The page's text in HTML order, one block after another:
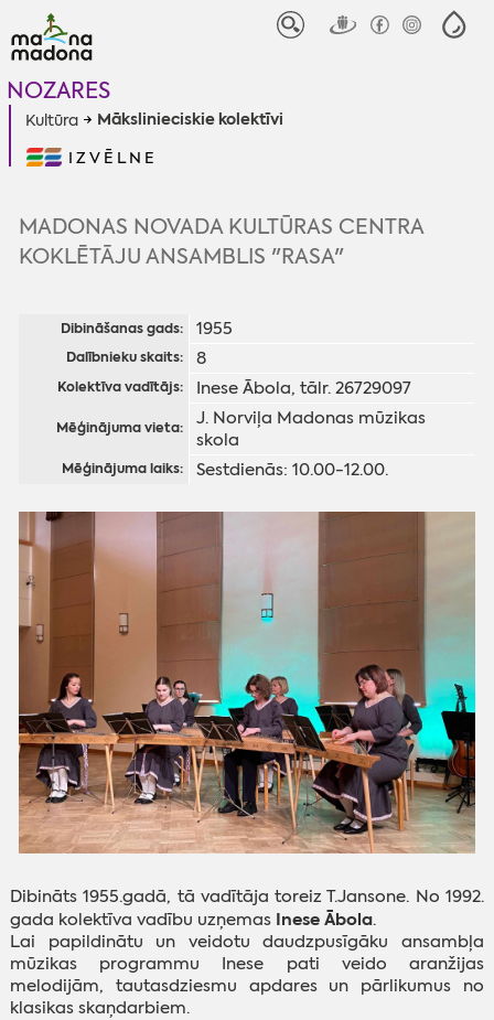
NOZARES
Kultūra Mākslinieciskie kolektīvi
IZVĒLNE
MADONAS NOVADA KULTŪRAS CENTRA
KOKLĒTĀJU ANSAMBLIS "RASA"
Dibināšanas gads: 1955
Dalībnieku skaits: 8
Kolektīva vadītājs: Inese Ābola, tālr. 26729097
Mēģinājuma vieta:
J. Norviļa Madonas mūzikas
skola
Mēģinājuma laiks: Sestdienās: 10.00-12.00.
Dibināts 1955.gadā, tā vadītāja toreiz T.Jansone. No 1992.
gada kolektīva vadību uzņemasInese Ābola.
Lai papildinātu un veidotu daudzpusīgāku ansambļa
mūzikas programmu Inese pati veido aranžijas
melodijām, tautasdziesmu apdares un pārlikumus no
klasikas skaņdarbiem.